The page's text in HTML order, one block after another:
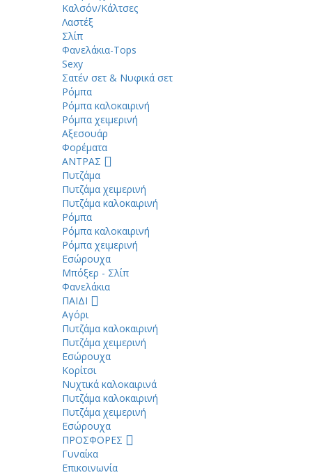
Καλσόν/Κάλτσες
Λαστέξ
Σλίπ
Φανελάκια-Tops
Sexy
Σατέν σετ & Νυφικά σετ
Ρόμπα
Ρόμπα καλοκαιρινή
Ρόμπα χειμερινή
Αξεσουάρ
Φορέματα
ΑΝΤΡΑΣ
Πυτζάμα
Πυτζάμα χειμερινή
Πυτζάμα καλοκαιρινή
Ρόμπα
Ρόμπα καλοκαιρινή
Ρόμπα χειμερινή
Εσώρουχα
Μπόξερ - Σλίπ
Φανελάκια
ΠΑΙΔΙ
Αγόρι
Πυτζάμα καλοκαιρινή
Πυτζάμα χειμερινή
Εσώρουχα
Κορίτσι
Νυχτικά καλοκαιρινά
Πυτζάμα καλοκαιρινή
Πυτζάμα χειμερινή
Εσώρουχα
ΠΡΟΣΦΟΡΕΣ
Γυναίκα
Επικοινωνία